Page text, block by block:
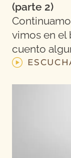
(parte 2)
vimos en el
cuento